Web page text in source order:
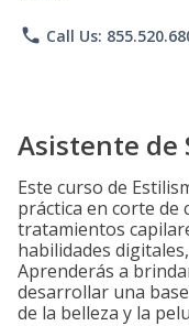
phone Call Us:
Asistente de
Este curso de
práctica en corte de
tratamientos
habilidades
Aprenderás a
desarrollar una
de la belleza y la